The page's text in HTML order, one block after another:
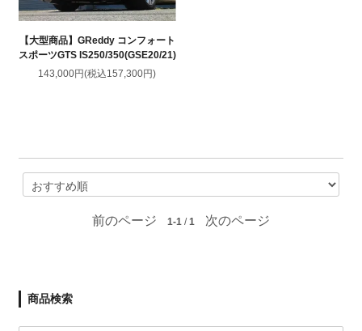
【大型商品】GReddy コンフォート
スポーツGTS IS250/350(GSE20/21)
143,000円(税込157,300円)
前のページ 1-1 /1 次のページ
商品検索